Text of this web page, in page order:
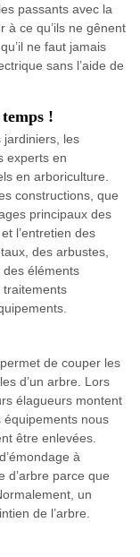
passants avec la
à ce qu’ils ne gênent
ne faut jamais
sans l’aide de
!
jardiniers, les
experts en
en arboriculture.
constructions, que
principaux des
l’entretien des
des arbustes,
éléments
traitements
de couper les
d’un arbre. Lors
élagueurs montent
équipements nous
être enlevées.
à
d’arbre parce que
un
de l’arbre.